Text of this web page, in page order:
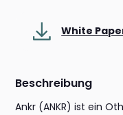
White
Beschreibung
Ankr (ANKR) ist ein